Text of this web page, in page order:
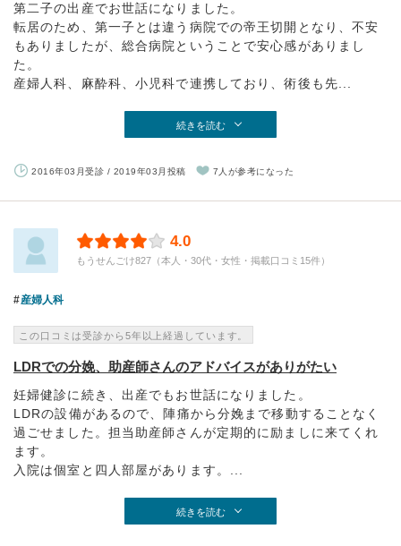
第二子の出産でお世話になりました。
転居のため、第一子とは違う病院での帝王切開となり、不安
もありましたが、総合病院ということで安心感がありまし
た。
産婦人科、麻酔科、小児科で連携しており、術後も先...
続きを読む
2016年03月受診 / 2019年03月投稿 7人が参考になった
4.0
もうせんごけ827（本人・30代・女性・掲載口コミ15件）
産婦人科
この口コミは受診から5年以上経過しています。
LDRでの分娩、助産師さんのアドバイスがありがたい
妊婦健診に続き、出産でもお世話になりました。
LDRの設備があるので、陣痛から分娩まで移動することなく
過ごせました。担当助産師さんが定期的に励ましに来てくれ
ます。
入院は個室と四人部屋があります。...
続きを読む